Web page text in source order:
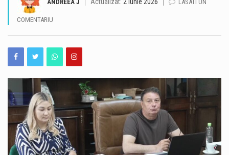
ANDREEA J LASATI UN
COMENTARIU